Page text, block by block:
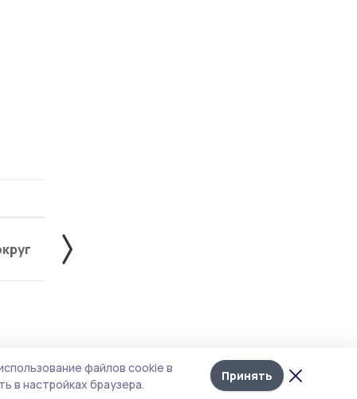
Лента
новостей
Жердевский округ
файлов cookie в
в настройках браузера.
Принять